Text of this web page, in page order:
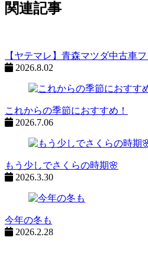
ネ
シ
ョ
%title
関連記事
【ヤテマレ】青森マツダ中古車
2026.8.02
これからの季節におすすめ！
2026.7.06
もう少しでさくらの時期🌸
2026.3.30
今年の冬も
2026.2.28